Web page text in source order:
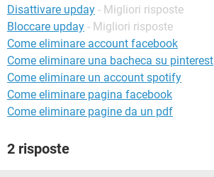
Disattivare upday - Migliori risposte
Bloccare upday - Migliori risposte
Come eliminare account facebook
Come eliminare una bacheca su pinterest
Come eliminare un account spotify
Come eliminare pagina facebook
Come eliminare pagine da un pdf
2 risposte